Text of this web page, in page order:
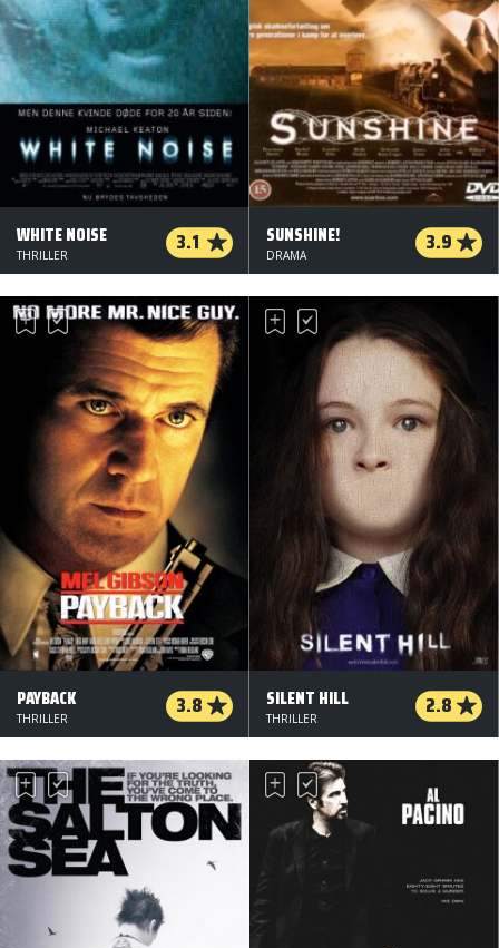
WHITE NOISE 3.1
THRILLER
SUNSHINE! 3.9
DRAMA
PAYBACK 3.8
THRILLER
SILENT HILL 2.8
THRILLER